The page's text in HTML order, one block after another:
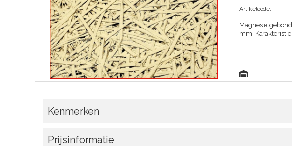
Artikelcode:
mm.
Kenmerken
Prijsinformatie